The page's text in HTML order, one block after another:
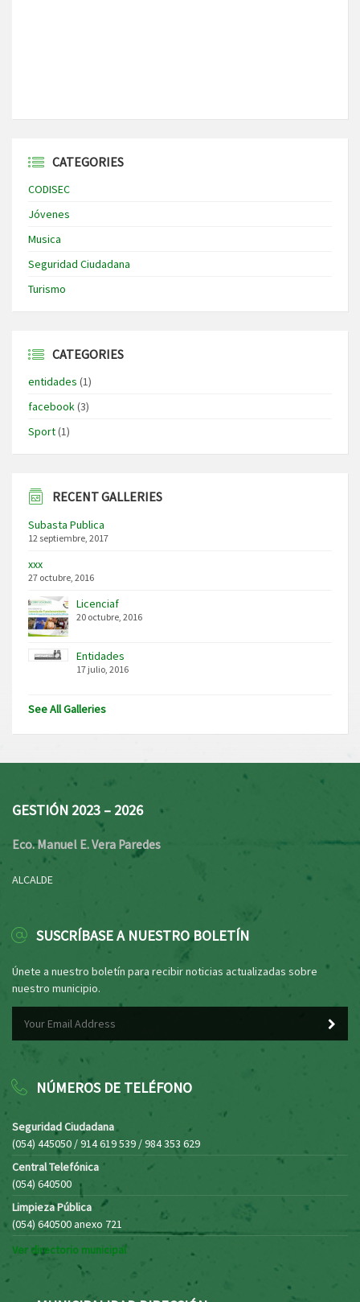
CATEGORIES
CODISEC
Jóvenes
Musica
Seguridad Ciudadana
Turismo
CATEGORIES
entidades (1)
facebook(3)
Sport(1)
RECENT GALLERIES
Subasta Publica
12 septiembre, 2017
xxx
27 octubre, 2016
Licenciaf
20 octubre, 2016
Entidades
17 julio, 2016
See All Galleries
GESTIÓN 2023 – 2026
Eco. Manuel E. Vera Paredes
ALCALDE
SUSCRÍBASE A NUESTRO BOLETÍN
Únete a nuestro boletín para recibir noticias actualizadas sobre
nuestro municipio.
NÚMEROS DE TELÉFONO
Seguridad Ciudadana
(054) 445050 / 914 619 539 / 984 353 629
Central Telefónica
(054) 640500
Limpieza Pública
(054) 640500 anexo 721
Ver directorio municipal